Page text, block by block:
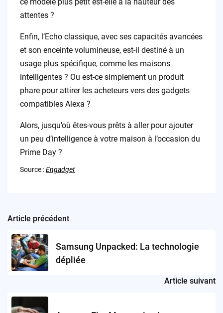
ce modèle plus petit est-elle à la hauteur des
attentes ?
Enfin, l’Echo classique, avec ses capacités avancées
et son enceinte volumineuse, est-il destiné à un
usage plus spécifique, comme les maisons
intelligentes ? Ou est-ce simplement un produit
phare pour attirer les acheteurs vers des gadgets
compatibles Alexa ?
Alors, jusqu’où êtes-vous prêts à aller pour ajouter
un peu d’intelligence à votre maison à l’occasion du
Prime Day ?
Source :Engadget
Post
navigation
Article précédent
Samsung Unpacked: La technologie
dépliée
Article suivant